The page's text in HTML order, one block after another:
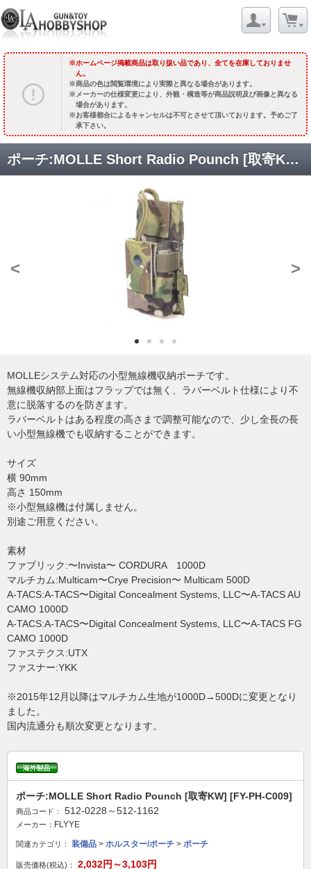
ホームページ掲載商品は取り扱い品であり、全てを在庫しておりませ
ん。
商品の色は閲覧環境により実際と異なる場合があります。
メーカーの仕様変更により、外観・構造等が商品説明及び画像と異なる
場合があります。
お客様都合によるキャンセルは不可とさせて頂いております。予めご了
承下さい。
ポーチ:MOLLE Short Radio Pounch [取寄KW] [FY-PH-C009]
< >
MOLLEシステム対応の小型無線機収納ポーチです。
無線機収納部上面はフラップでは無く、ラバーベルト仕様により不
意に脱落するのを防ぎます。
ラバーベルトはある程度の高さまで調整可能なので、少し全長の長
い小型無線機でも収納することができます。
サイズ
横 90mm
高さ 150mm
※小型無線機は付属しません。
別途ご用意ください。
素材
ファブリック:〜Invista〜 CORDURA 1000D
マルチカム:Multicam〜Crye Precision〜 Multicam 500D
A-TACS:A-TACS〜Digital Concealment Systems, LLC〜A-TACS AU
CAMO 1000D
A-TACS:A-TACS〜Digital Concealment Systems, LLC〜A-TACS FG
CAMO 1000D
ファステクス:UTX
ファスナー:YKK
※2015年12月以降はマルチカム生地が1000D→500Dに変更となり
ました。
国内流通分も順次変更となります。
ポーチ:MOLLE Short Radio Pounch [取寄KW] [FY-PH-C009]
商品コード： 512-0228～512-1162
メーカー： FLYYE
関連カテゴリ： 装備品 > ホルスター/ポーチ > ポーチ
販売価格(税込)： 2,032円～3,103円